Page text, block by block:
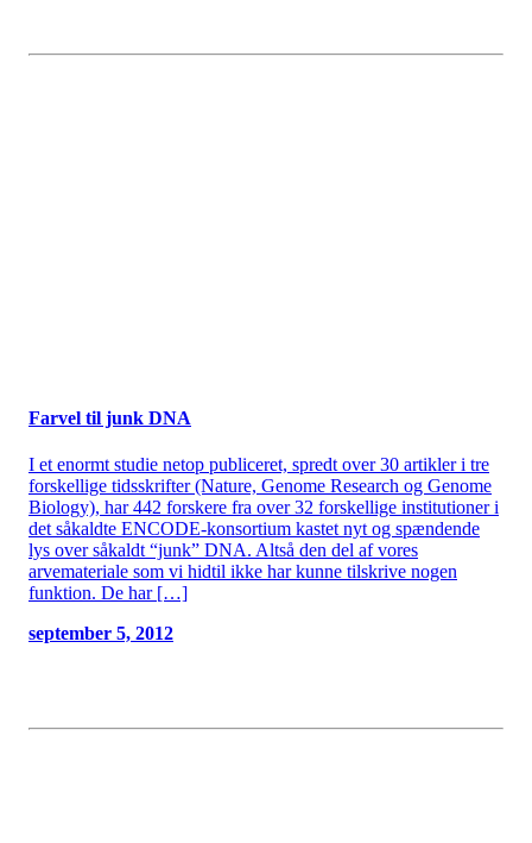
Farvel til junk DNA
I et enormt studie netop publiceret, spredt over 30 artikler i tre
forskellige tidsskrifter (Nature, Genome Research og Genome
Biology), har 442 forskere fra over 32 forskellige institutioner i
det såkaldte ENCODE-konsortium kastet nyt og spændende
lys over såkaldt “junk” DNA. Altså den del af vores
arvemateriale som vi hidtil ikke har kunne tilskrive nogen
funktion. De har […]
september 5, 2012